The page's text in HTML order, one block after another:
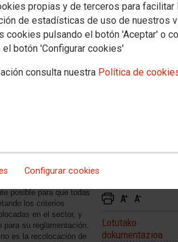
propias y de terceros para facilitar
de estadísticas de uso de nuestros
cookies pulsando el botón 'Aceptar' o
el botón 'Configurar cookies'
consulta nuestra Política de
Configurar cookies
ayer, las patronales, Kristau Eskola,
demostrar la nula voluntad de recolocar al
de aulas.
CCOO hemos
no quieren asumir
firmados en el sector
los plazos para
de necesitar un informe
nos han
jurídico”; en otro
hemos trabajado por
posible para que todas
los criterios
en el sector, y
para su reglamentación.
es la recolocación de
Lotutako
dokumentazioa